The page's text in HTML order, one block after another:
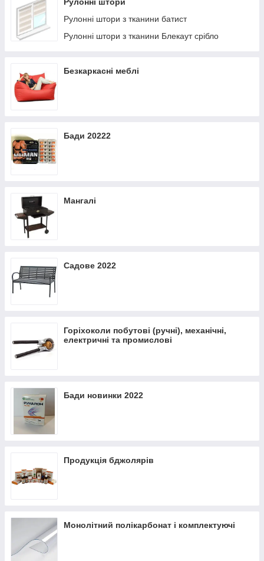
Рулонні штори з тканини батист
Рулонні штори з тканини Блекаут срібло
Безкаркасні меблі
Бади 20222
Мангалі
Садове 2022
Горіхоколи побутові (ручні), механічні,
електричні та промислові
Бади новинки 2022
Продукція бджолярів
Монолітний полікарбонат і комплектуючі